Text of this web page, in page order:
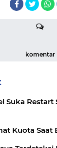
komentar
Suka Restart
Kuota Saat